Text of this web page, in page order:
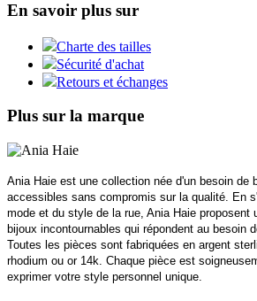
En savoir plus sur
Charte des tailles
Sécurité d'achat
Retours et échanges
Plus sur la marque
Ania Haie est une collection née d'un besoin de
accessibles sans compromis sur la qualité. En
mode et du style de la rue, Ania Haie proposent
bijoux incontournables qui répondent au besoin
Toutes les pièces sont fabriquées en argent
rhodium ou or 14k. Chaque pièce est
exprimer votre style personnel unique.